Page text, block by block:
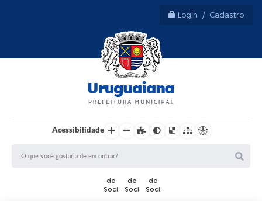
Login / Cadastro
Acessibilidade